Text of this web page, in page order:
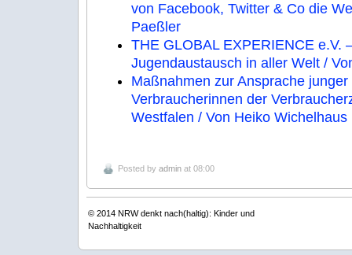
von Facebook, Twitter & Co die
Paeßler
THE GLOBAL EXPERIENCE e.V.
Jugendaustausch in aller Welt /
Maßnahmen zur Ansprache
Verbraucherinnen der
Westfalen / Von Heiko Wichelhaus
Posted by admin at 08:00
© 2014 NRW denkt nach(haltig): Kinder und
Nachhaltigkeit